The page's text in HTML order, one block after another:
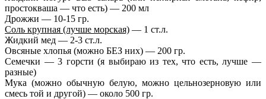
простокваша — что есть) — 200 мл
Дрожжи — 10-15 гр.
Соль крупная (лучше морская) — 1 ст.л.
Жидкий мед — 2-3 ст.л.
Овсяные хлопья (можно БЕЗ них) — 200 гр.
Семечки — 3 горсти (я выбираю из тех, что есть, лучше —
разные)
Мука (можно обычную белую, можно цельнозерновую или
смесь той и другой) — около 500 гр.